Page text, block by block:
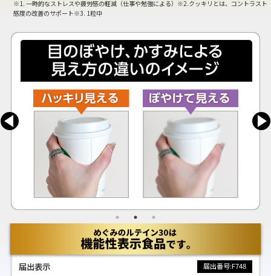
※1. 一時的なストレスや疲労感の軽減（仕事や勉強による）※2.クッキリとは、コントラスト
感度の改善のサポート※3. 1粒中
届出表示 届出番号:F748